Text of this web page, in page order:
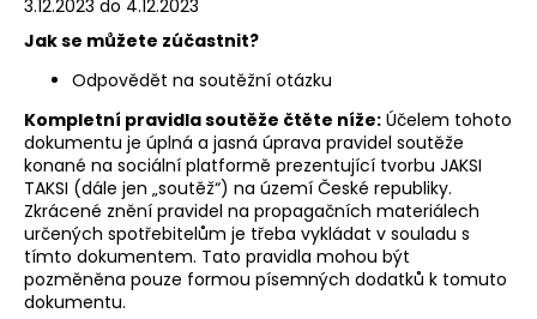
3.12.2023 do 4.12.2023
Jak se můžete zúčastnit?
Odpovědět na soutěžní otázku
Kompletní pravidla soutěže čtěte níže: Účelem tohoto
dokumentu je úplná a jasná úprava pravidel soutěže
konané na sociální platformě prezentující tvorbu JAKSI
TAKSI (dále jen „soutěž“) na území České republiky.
Zkrácené znění pravidel na propagačních materiálech
určených spotřebitelům je třeba vykládat v souladu s
tímto dokumentem. Tato pravidla mohou být
pozměněna pouze formou písemných dodatků k tomuto
dokumentu.
e
b
j
e
t
e
n
a
j